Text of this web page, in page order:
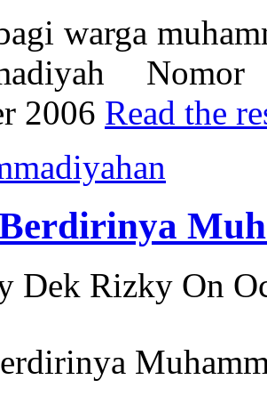
warga
2006 Read the
Dek Rizky On